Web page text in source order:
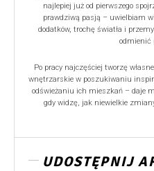
najlepiej już od pierwszego
prawdziwą pasją – uwielbiam
dodatków, trochę światła i
odmienić
Po pracy najczęściej tworzę
wnętrzarskie w poszukiwaniu
odświeżaniu ich mieszkań – daje
gdy widzę, jak niewielkie
UDOSTĘPNIJ